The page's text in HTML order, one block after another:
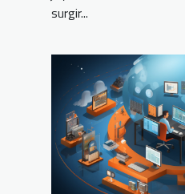
surgir...